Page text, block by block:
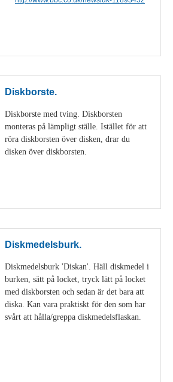
Diskborste.
Diskborste med tving. Diskborsten
monteras på lämpligt ställe. Istället för att
röra diskborsten över disken, drar du
disken över diskborsten.
Diskmedelsburk.
Diskmedelsburk 'Diskan'. Häll diskmedel i
burken, sätt på locket, tryck lätt på locket
med diskborsten och sedan är det bara att
diska. Kan vara praktiskt för den som har
svårt att hålla/greppa diskmedelsflaskan.